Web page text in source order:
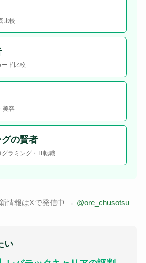
比較
ド比較
美容
の賢者
ラミング・IT転職
情報はXで発信中 → @ore_chusotsu
い